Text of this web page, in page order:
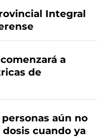
Integral
a
de
aún no
cuando ya